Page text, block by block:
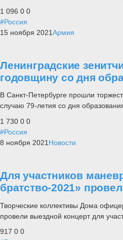
1 096 0 0
#Россия
15 ноября 2021Армия
Ленинградские
годовщину со дня
В Санкт-Петербурге прошли
случаю 79-летия со дня
1 730 0 0
#Россия
8 ноября 2021 Новости
Для участников
братство-2021»
Творческие коллективы Дома
провели выездной концерт для
917 0 0